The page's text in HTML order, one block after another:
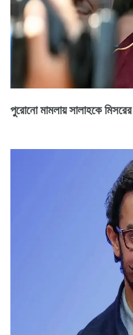
পুরোনো মামলায় সালাহকে